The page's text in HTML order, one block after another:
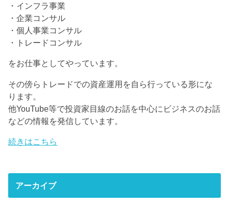
・インフラ事業
・企業コンサル
・個人事業コンサル
・トレードコンサル
をお仕事としてやっています。
その傍らトレードでの資産運用を自ら行っている形にな
ります。
他YouTube等で投資家目線のお話を中心にビジネスのお話
などの情報を発信しています。
続きはこちら
アーカイブ